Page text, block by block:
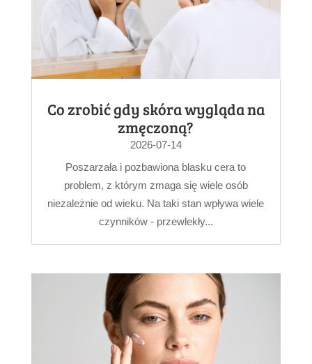
Co zrobić gdy skóra wygląda na
zmęczoną?
2026-07-14
Poszarzała i pozbawiona blasku cera to
problem, z którym zmaga się wiele osób
niezależnie od wieku. Na taki stan wpływa wiele
czynników - przewlekły...